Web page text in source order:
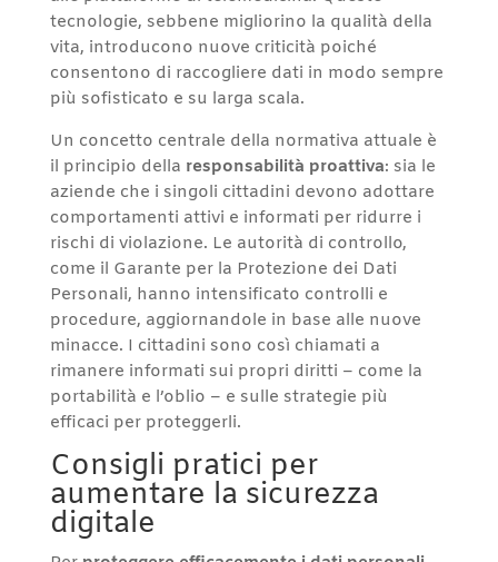
tecnologie, sebbene migliorino la qualità della
vita, introducono nuove criticità poiché
consentono di raccogliere dati in modo sempre
più sofisticato e su larga scala.
Un concetto centrale della normativa attuale è
il principio della responsabilità proattiva: sia le
aziende che i singoli cittadini devono adottare
comportamenti attivi e informati per ridurre i
rischi di violazione. Le autorità di controllo,
come il Garante per la Protezione dei Dati
Personali, hanno intensificato controlli e
procedure, aggiornandole in base alle nuove
minacce. I cittadini sono così chiamati a
rimanere informati sui propri diritti – come la
portabilità e l’oblio – e sulle strategie più
efficaci per proteggerli.
Consigli pratici per
aumentare la sicurezza
digitale